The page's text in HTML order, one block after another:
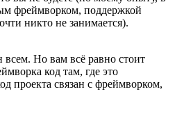
фреймворком, поддержкой
никто не занимается).
Но вам всё равно стоит
код там, где это
проекта связан с фреймворком,